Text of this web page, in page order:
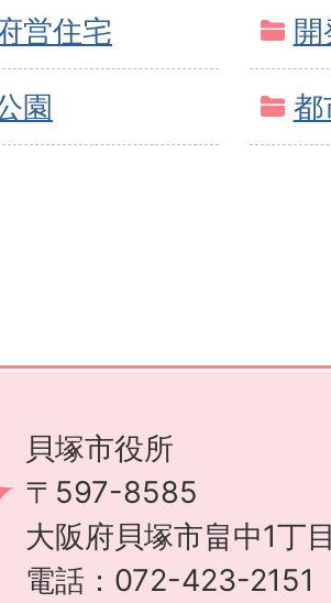
営住宅 開
園 都
貝塚市役所
〒597-8585
大阪府貝塚市畠中1丁
電話：072-423-2151